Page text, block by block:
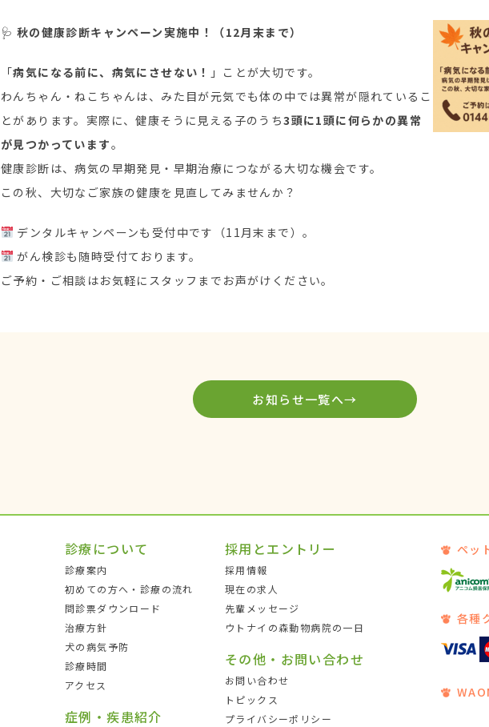
🩺 秋の健康診断キャンペーン実施中！（12月末まで）
「病気になる前に、病気にさせない！ 」ことが大切です。
わんちゃん・ねこちゃんは、みた目が元気でも体の中では異常が隠れているこ
とがあります。実際に、健康そうに見える子のうち3頭に1頭に何らかの異常
が見つかっています。
健康診断は、病気の早期発見・早期治療につながる大切な機会です。
この秋、大切なご家族の健康を見直してみませんか？
デンタルキャンペーンも受付中です（11月末まで）。
がん検診も随時受付ております。
ご予約・ご相談はお気軽にスタッフまでお声がけください。
お知らせ一覧へ→
診療について
診療案内
初めての方へ・診療の流れ
問診票ダウンロード
治療方針
犬の病気予防
診療時間
アクセス
症例・疾患紹介
採用とエントリー
採用情報
現在の求人
先輩メッセージ
ウトナイの森動物病院の一日
その他・お問い合わせ
お問い合わせ
トピックス
プライバシーポリシー
ペッ
各種